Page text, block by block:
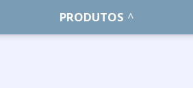
PRODUTOS